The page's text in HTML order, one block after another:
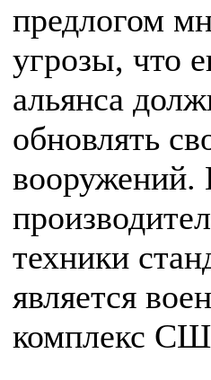
предлогом
угрозы, что
альянса
обновлять
техники
является
комплекс